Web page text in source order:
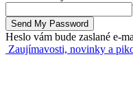
Heslo vám bude zaslané e-
Zaujímavosti, novinky a